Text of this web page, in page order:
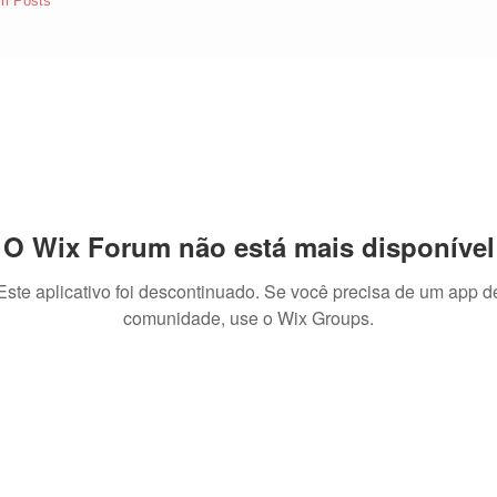
O Wix Forum não está mais disponível
aplicativo foi descontinuado. Se você precisa de um app
comunidade, use o Wix Groups.